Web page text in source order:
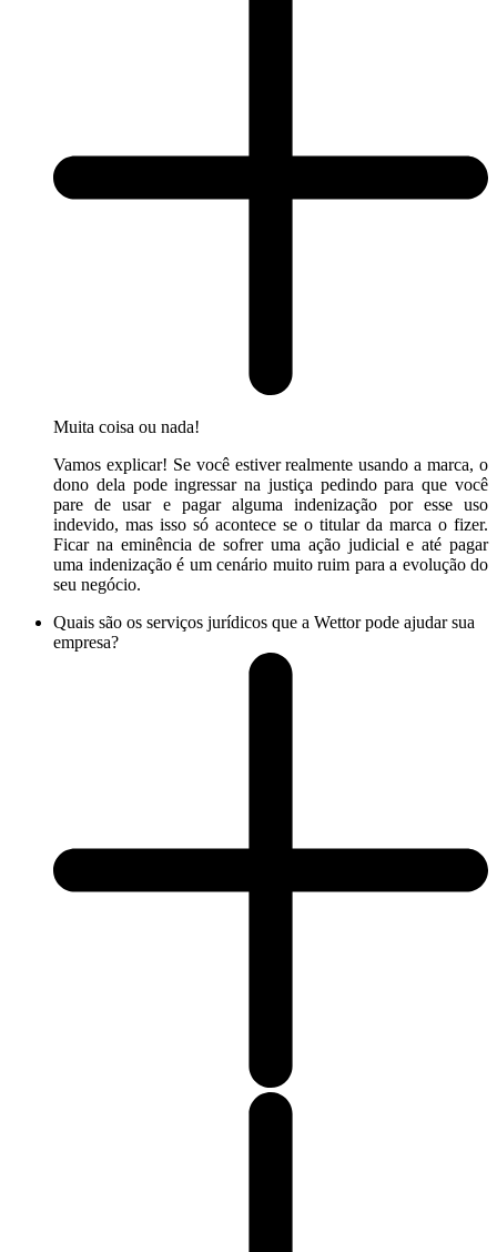
Muita coisa ou nada!
Vamos explicar! Se você estiver realmente usando a marca, o
dono dela pode ingressar na justiça pedindo para que você
pare de usar e pagar alguma indenização por esse uso
indevido, mas isso só acontece se o titular da marca o fizer.
Ficar na eminência de sofrer uma ação judicial e até pagar
uma indenização é um cenário muito ruim para a evolução do
seu negócio.
Quais são os serviços jurídicos que a Wettor pode ajudar sua
empresa?